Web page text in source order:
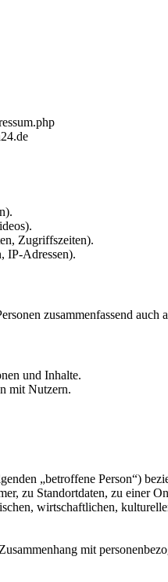
Zugriffszeiten).
IP-Adressen).
zusammenfassend auch
und Inhalte.
mit Nutzern.
„betroffene Person“)
zu Standortdaten, zu einer
wirtschaftlichen,
mit